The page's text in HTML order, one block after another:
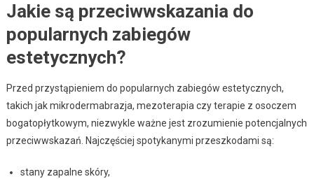
Jakie są przeciwwskazania do
popularnych zabiegów
estetycznych?
Przed przystąpieniem do popularnych zabiegów estetycznych,
takich jak mikrodermabrazja, mezoterapia czy terapie z osoczem
bogatopłytkowym, niezwykle ważne jest zrozumienie potencjalnych
przeciwwskazań. Najczęściej spotykanymi przeszkodami są:
stany zapalne skóry,